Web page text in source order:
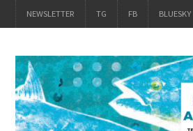
NEWSLETTER TG FB BLUESKY